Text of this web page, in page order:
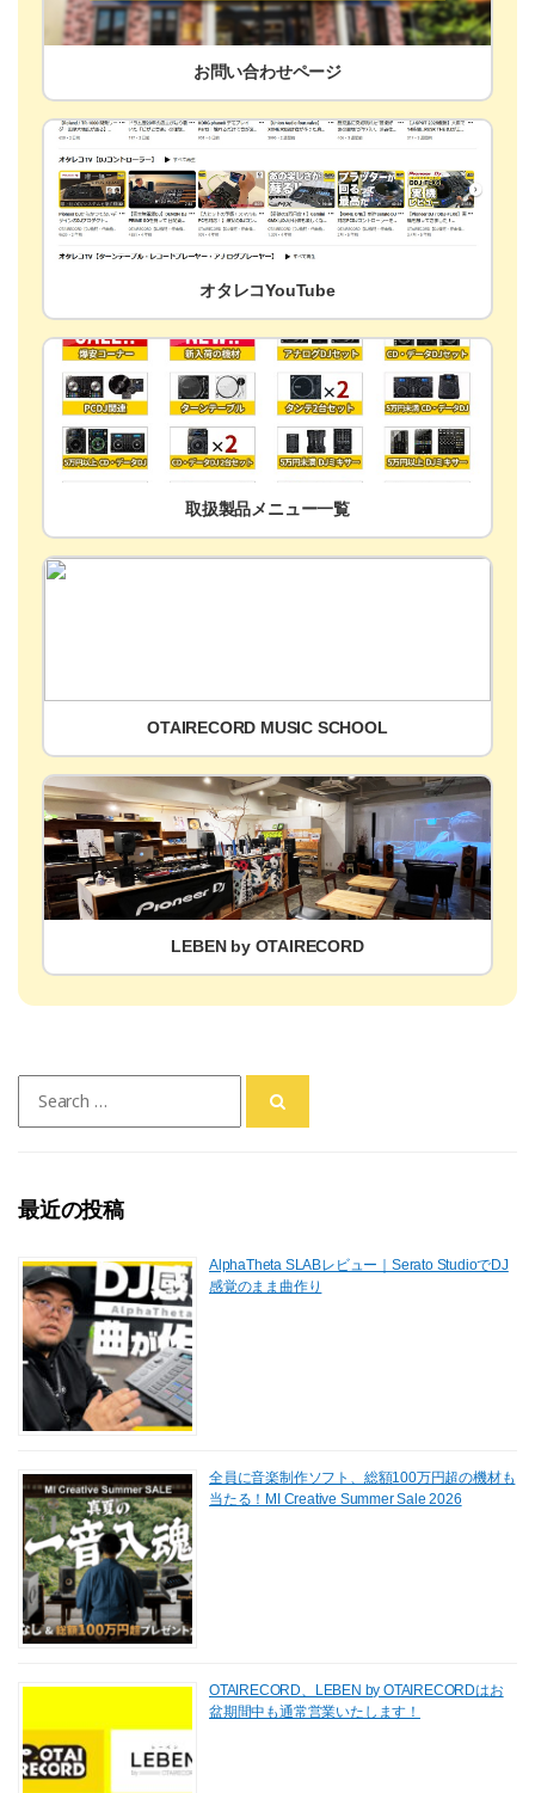
お問い合わせページ
オタレコYouTube
取扱製品メニュー一覧
OTAIRECORD MUSIC SCHOOL
LEBEN by OTAIRECORD
for:
最近の投稿
AlphaTheta SLABレビュー｜Serato StudioでDJ
感覚のまま曲作り
全員に音楽制作ソフト、総額100万円超の機材も
当たる！MI Creative Summer Sale 2026
OTAIRECORD、LEBEN by OTAIRECORDはお
盆期間中も通常営業いたします！